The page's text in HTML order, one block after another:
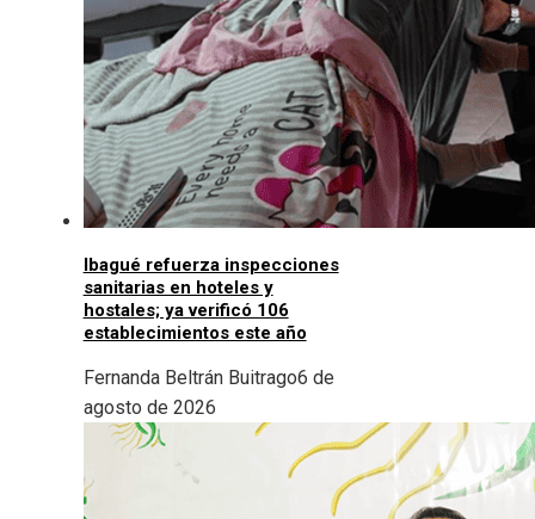
Ibagué refuerza inspecciones
sanitarias en hoteles y
hostales; ya verificó 106
establecimientos este año
Fernanda Beltrán Buitrago6 de
agosto de 2026